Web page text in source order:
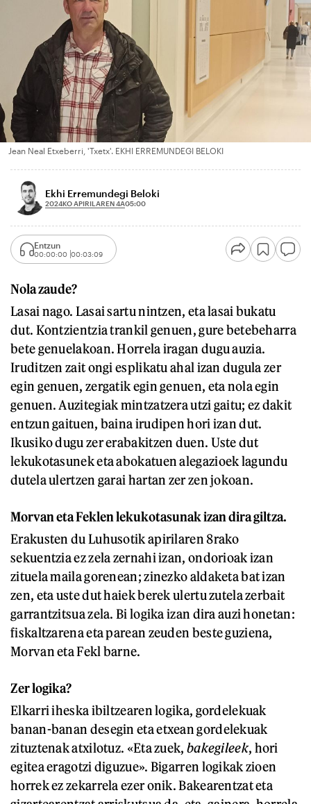
Jean Neal Etxeberri, 'Txetx'. EKHI ERREMUNDEGI BELOKI
Ekhi Erremundegi Beloki
2024KO APIRILAREN 4A05:00
Entzun
00:00:00 00:03:09
Nola zaude?
Lasai nago. Lasai sartu nintzen, eta lasai bukatu
dut. Kontzientzia trankil genuen, gure betebeharra
bete genuelakoan. Horrela iragan dugu auzia.
Iruditzen zait ongi esplikatu ahal izan dugula zer
egin genuen, zergatik egin genuen, eta nola egin
genuen. Auzitegiak mintzatzera utzi gaitu; ez dakit
entzun gaituen, baina irudipen hori izan dut.
Ikusiko dugu zer erabakitzen duen. Uste dut
lekukotasunek eta abokatuen alegazioek lagundu
dutela ulertzen garai hartan zer zen jokoan.
Morvan eta Feklen lekukotasunak izan dira giltza.
Erakusten du Luhusotik apirilaren 8rako
sekuentzia ez zela zernahi izan, ondorioak izan
zituela maila gorenean; zinezko aldaketa bat izan
zen, eta uste dut haiek berek ulertu zutela zerbait
garrantzitsua zela. Bi logika izan dira auzi honetan:
fiskaltzarena eta parean zeuden beste guziena,
Morvan eta Fekl barne.
Zer logika?
Elkarri iheska ibiltzearen logika, gordelekuak
banan-banan desegin eta etxean gordelekuak
zituztenak atxilotuz. «Eta zuek, bakegileek, hori
egitea eragotzi diguzue». Bigarren logikak zioen
horrek ez zekarrela ezer onik. Bakearentzat eta